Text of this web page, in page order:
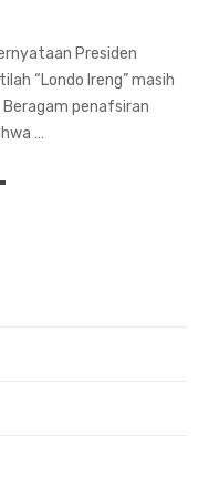
Presiden
“Londo Ireng” masih
Beragam penafsiran
…